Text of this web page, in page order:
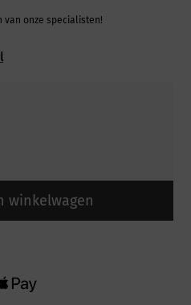
van onze specialisten!
winkelwagen